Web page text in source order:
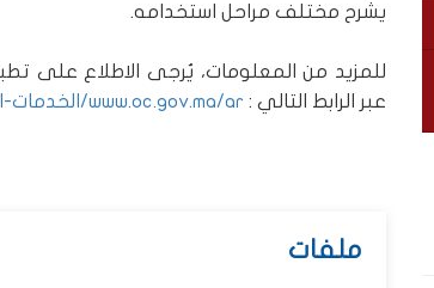
يشرح مختلف مراحل استخدامه.
عبر الرابط التالي : www.oc.gov.ma/ar/الخدمات-الإلكترونية/تطبيق-oc-e-rendez-vous
ملفات